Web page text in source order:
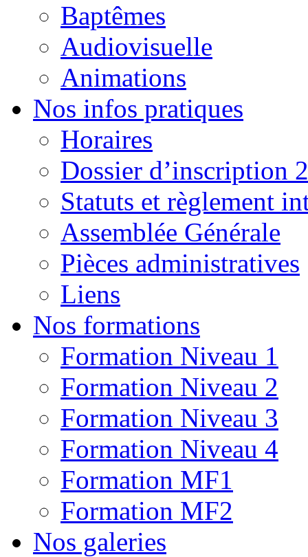
Baptêmes
Audiovisuelle
Animations
Nos infos pratiques
Horaires
Dossier d’inscription
Statuts et règlement
Assemblée Générale
Pièces administratives
Liens
Nos formations
Formation Niveau 1
Formation Niveau 2
Formation Niveau 3
Formation Niveau 4
Formation MF1
Formation MF2
Nos galeries